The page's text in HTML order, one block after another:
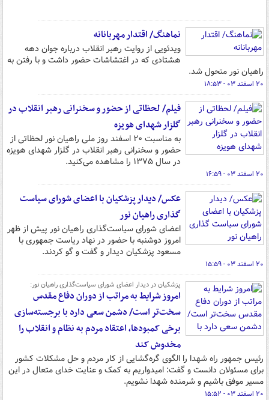
نماهنگ/ اقتدار مهربانانه
ویدئویی از روایت رهبر انقلاب درباره جوان دهه
هشتادی که در اغتشاشات حضور داشت و با رفتن به
راهیان نور متحول شد.
۲۰ اسفند ۰۳ - ۱۸:۵۳
فیلم/ لحظاتی از حضور و سخنرانی رهبر انقلاب در
گلزار شهدای هویزه
به مناسبت ۲۰ اسفند روز ملی راهیان نور لحظاتی از
حضور و سخنرانی رهبر انقلاب در گلزار شهدای هویزه
در سال ۱۳۷۵ را مشاهده می‌کنید.
۲۰ اسفند ۰۳ - ۱۶:۵۹
عکس/ دیدار پزشکیان با اعضای شورای سیاست
گذاری راهیان نور
اعضای شورای سیاست‌گذاری راهیان نور پیش از ظهر
امروز دوشنبه با حضور در نهاد ریاست جمهوری با
مسعود پزشکیان دیدار و گفت و گو کردند.
۲۰ اسفند ۰۳ - ۱۵:۵۹
پزشکیان در دیدار اعضای شورای سیاست‌گذاری راهیان نور:
امروز شرایط به مراتب از دوران دفاع مقدس
سخت‌تر است/ دشمن سعی دارد با برجسته‌سازی
برخی کمبودها، اعتقاد مردم به نظام و انقلاب را
مخدوش کند
رئیس جمهور راه شهدا را الگوی گره‌گشایی از کار مردم و حل مشکلات کشور
برای مسئولان دانست و گفت: امیدواریم به کمک و عنایت خدای متعال در این
مسیر موفق باشیم و شرمنده شهدا نشویم.
۲۰ اسفند ۰۳ - ۱۵:۵۲